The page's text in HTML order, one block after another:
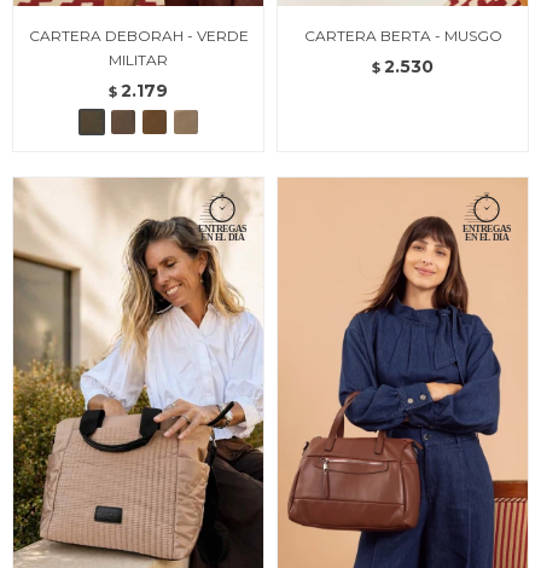
CARTERA DEBORAH - VERDE
MILITAR
$ 2.179
CARTERA BERTA - MUSGO
$ 2.530